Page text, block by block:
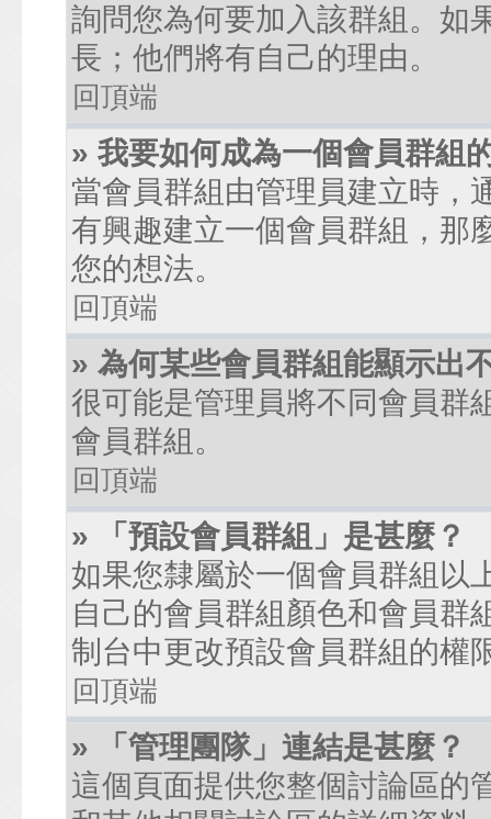
詢問您為何要加入該群組。如
長；他們將有自己的理由。
回頂端
» 我要如何成為一個會員群組
當會員群組由管理員建立時，
有興趣建立一個會員群組，那
您的想法。
回頂端
» 為何某些會員群組能顯示出
很可能是管理員將不同會員群
會員群組。
回頂端
» 「預設會員群組」是甚麼？
如果您隸屬於一個會員群組以
自己的會員群組顏色和會員群
制台中更改預設會員群組的權
回頂端
» 「管理團隊」連結是甚麼？
這個頁面提供您整個討論區的